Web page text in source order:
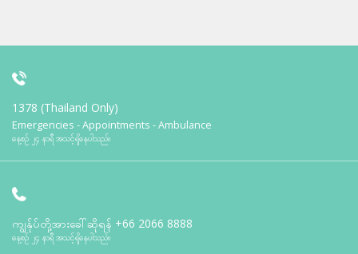
1378 (Thailand Only)
Emergencies - Appointments - Ambulance
နေ့စဉ် ၂၄ နာရီ အသင့်ရှိနေပါသည်။
ကျွန်ုပ်တို့အားခေါ်ဆိုရန် +66 2066 8888
နေ့စဉ် ၂၄ နာရီ အသင့်ရှိနေပါသည်။